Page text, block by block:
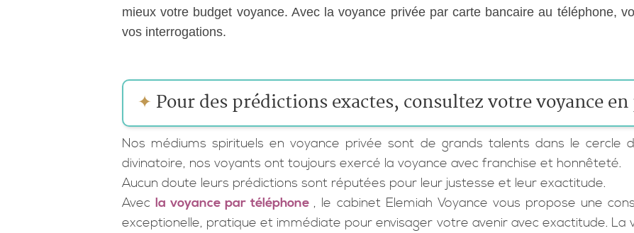
mieux votre budget voyance. Avec la voyance privée par carte bancaire au téléphone,
vos interrogations.
✦ Pour des prédictions exactes, consultez votre voyance
Nos médiums spirituels en voyance privée sont de grands talents dans le cercle
divinatoire, nos voyants ont toujours exercé la voyance avec franchise et honnêteté.
Aucun doute leurs prédictions sont réputées pour leur justesse et leur exactitude.
Avecla voyance par téléphone , le cabinet Elemiah Voyance vous propose une
exceptionelle, pratique et immédiate pour envisager votre avenir avec exactitude. La